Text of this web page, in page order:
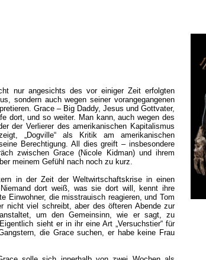
nur angesichts des vor einiger Zeit erfolgten
sondern auch wegen seiner vorangegangenen
Grace – Big Daddy, Jesus und Gottvater,
dort, und so weiter. Man kann, auch wegen des
der Verlierer des amerikanischen Kapitalismus
„Dogville“ als Kritik am amerikanischen
Berechtigung. All dies greift – insbesondere
zwischen Grace (Nicole Kidman) und ihrem
meinem Gefühl nach noch zu kurz.
in der Zeit der Weltwirtschaftskrise in einen
dort weiß, was sie dort will, kennt ihre
Einwohner, die misstrauisch reagieren, und Tom
nicht viel schreibt, aber des öfteren Abende zur
um den Gemeinsinn, wie er sagt, zu
sieht er in ihr eine Art „Versuchstier“ für
die Grace suchen, er habe keine Frau